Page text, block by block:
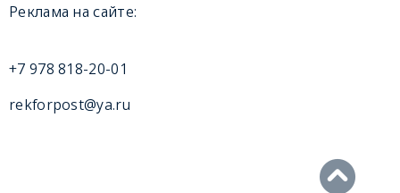
Реклама на сайте:
+7 978 818-20-01
rekforpost@ya.ru